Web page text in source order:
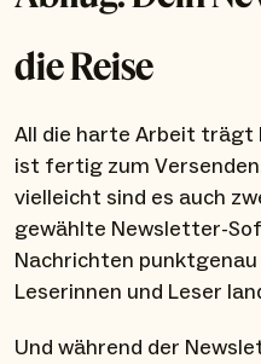
die Reise
All die harte Arbeit trägt
ist fertig zum
vielleicht sind es auch
gewählte Newsletter-
Nachrichten
Leserinnen und Leser
Und während der